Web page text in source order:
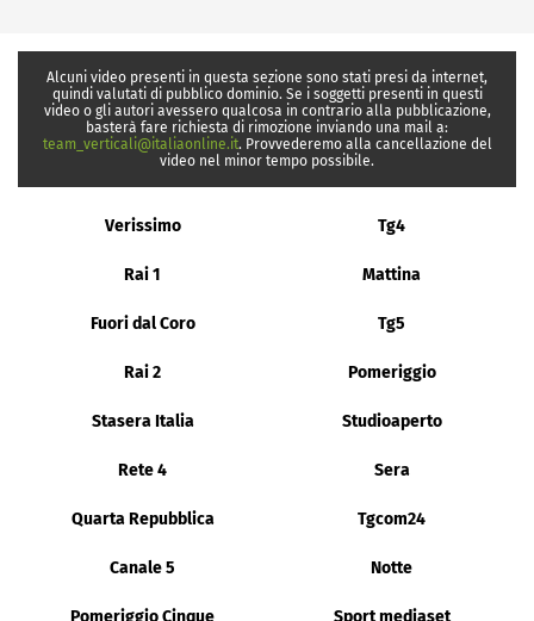
Alcuni video presenti in questa sezione sono stati presi da internet,
quindi valutati di pubblico dominio. Se i soggetti presenti in questi
video o gli autori avessero qualcosa in contrario alla pubblicazione,
basterà fare richiesta di rimozione inviando una mail a:
team_verticali@italiaonline.it. Provvederemo alla cancellazione del
video nel minor tempo possibile.
Verissimo Tg4
Rai 1 Mattina
Fuori dal Coro Tg5
Rai 2 Pomeriggio
Stasera Italia Studioaperto
Rete 4 Sera
Quarta Repubblica Tgcom24
Canale 5 Notte
Pomeriggio Cinque Sport mediaset